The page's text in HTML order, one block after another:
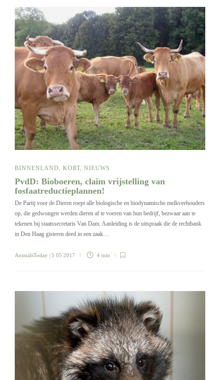
BINNENLAND, KORT, NIEUWS
PvdD: Bioboeren, claim vrijstelling van
fosfaatreductieplannen!
De Partij voor de Dieren roept alle biologische en biodynamische melkveehouders
op, die gedwongen werden dieren af te voeren van hun bedrijf, bezwaar aan te
tekenen bij staatssecretaris Van Dam. Aanleiding is de uitspraak die de rechtbank
in Den Haag gisteren deed in een zaak…
AnimalsToday | 5 05 2017 4 min